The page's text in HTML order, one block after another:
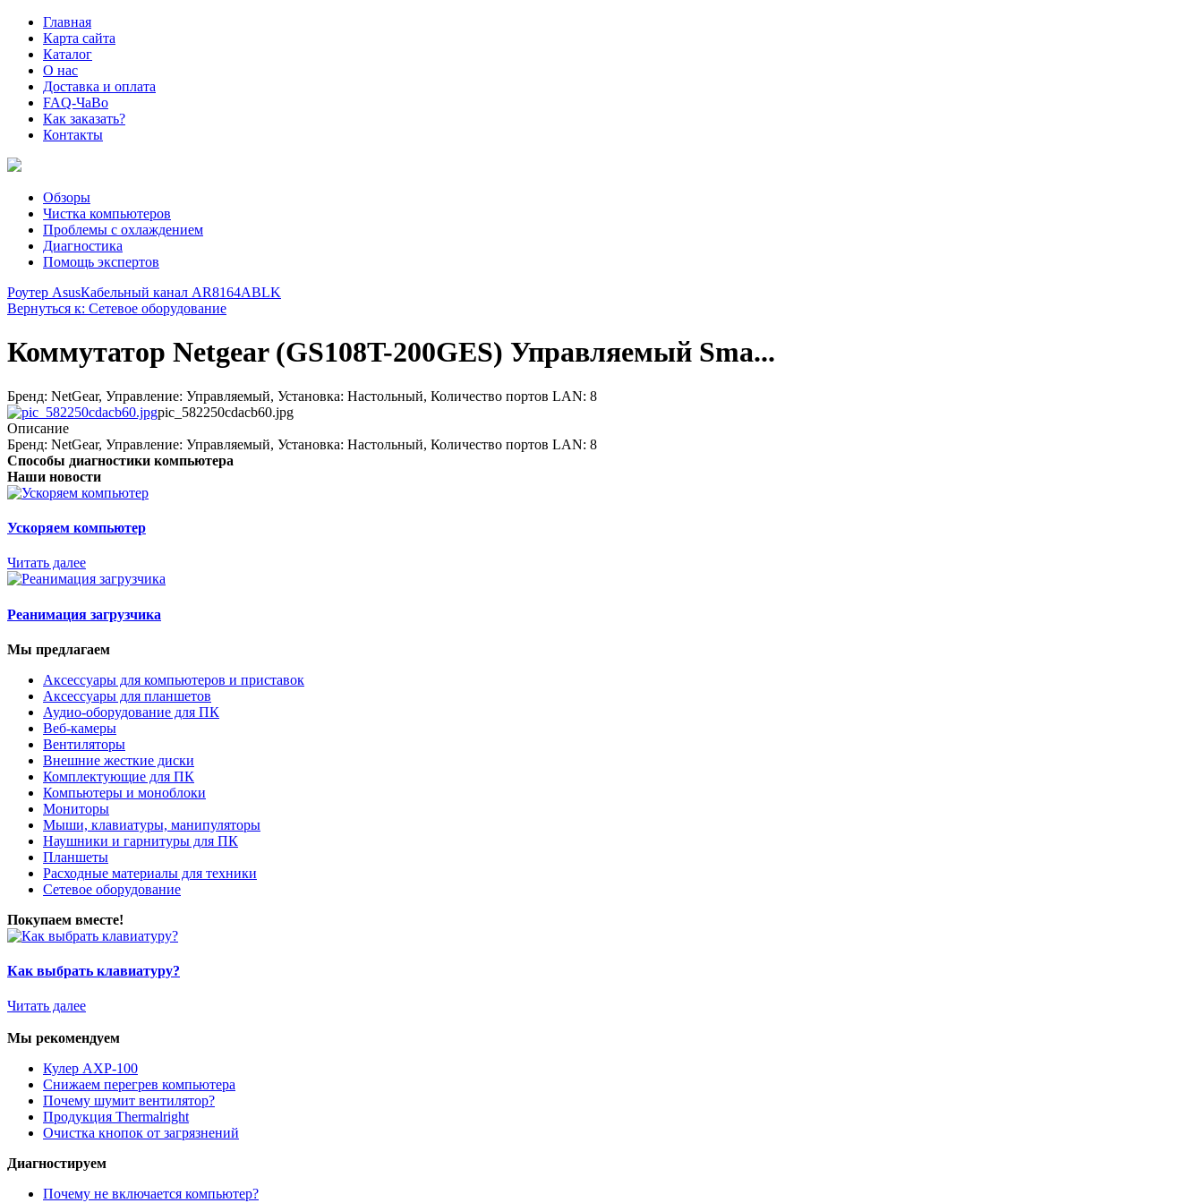
Главная
Карта сайта
Каталог
О нас
Доставка и оплата
FAQ-ЧаВо
Как заказать?
Контакты
Обзоры
Чистка компьютеров
Проблемы с охлаждением
Диагностика
Помощь экспертов
Роутер AsusКабельный канал AR8164ABLK
Вернуться к: Сетевое оборудование
Коммутатор Netgear (GS108T-200GES) Управляемый Sma...
Бренд: NetGear, Управление: Управляемый, Установка: Настольный, Количество портов LAN: 8
pic_582250cdacb60.jpg
Описание
Бренд: NetGear, Управление: Управляемый, Установка: Настольный, Количество портов LAN: 8
Способы диагностики компьютера
Наши новости
Ускоряем компьютер
Читать далее
Реанимация загрузчика
Мы предлагаем
Аксессуары для компьютеров и приставок
Аксессуары для планшетов
Аудио-оборудование для ПК
Веб-камеры
Вентиляторы
Внешние жесткие диски
Комплектующие для ПК
Компьютеры и моноблоки
Мониторы
Мыши, клавиатуры, манипуляторы
Наушники и гарнитуры для ПК
Планшеты
Расходные материалы для техники
Сетевое оборудование
Покупаем вместе!
Как выбрать клавиатуру?
Читать далее
Мы рекомендуем
Кулер AXP-100
Снижаем перегрев компьютера
Почему шумит вентилятор?
Продукция Thermalright
Очистка кнопок от загрязнений
Диагностируем
Почему не включается компьютер?